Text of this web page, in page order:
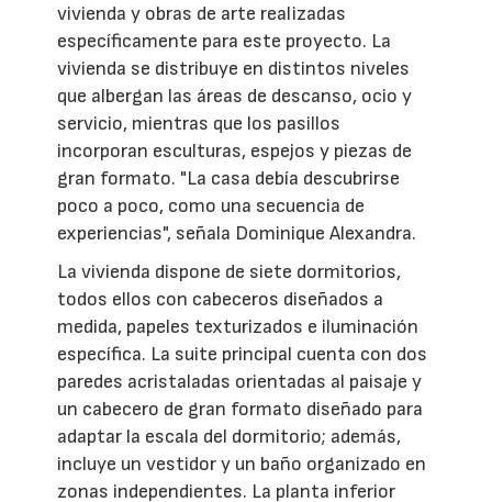
vivienda y obras de arte realizadas
específicamente para este proyecto. La
vivienda se distribuye en distintos niveles
que albergan las áreas de descanso, ocio y
servicio, mientras que los pasillos
incorporan esculturas, espejos y piezas de
gran formato. "La casa debía descubrirse
poco a poco, como una secuencia de
experiencias", señala Dominique Alexandra.
La vivienda dispone de siete dormitorios,
todos ellos con cabeceros diseñados a
medida, papeles texturizados e iluminación
específica. La suite principal cuenta con dos
paredes acristaladas orientadas al paisaje y
un cabecero de gran formato diseñado para
adaptar la escala del dormitorio; además,
incluye un vestidor y un baño organizado en
zonas independientes. La planta inferior